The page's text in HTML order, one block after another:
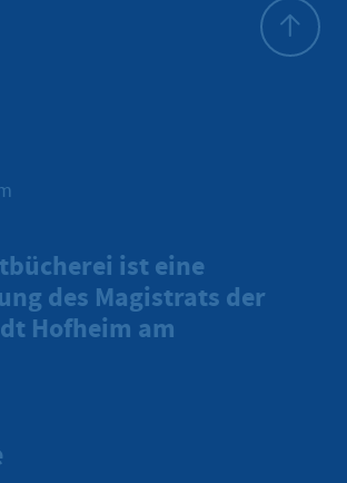
ist eine
des Magistrats der
Hofheim am